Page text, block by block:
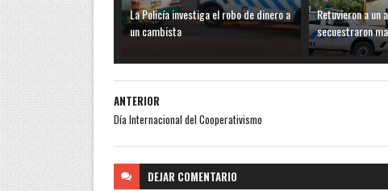
La Policía investiga el robo de dinero a
un cambista
Retuvieron a un
secuestraron
ANTERIOR
Día Internacional del Cooperativismo
DEJAR COMENTARIO